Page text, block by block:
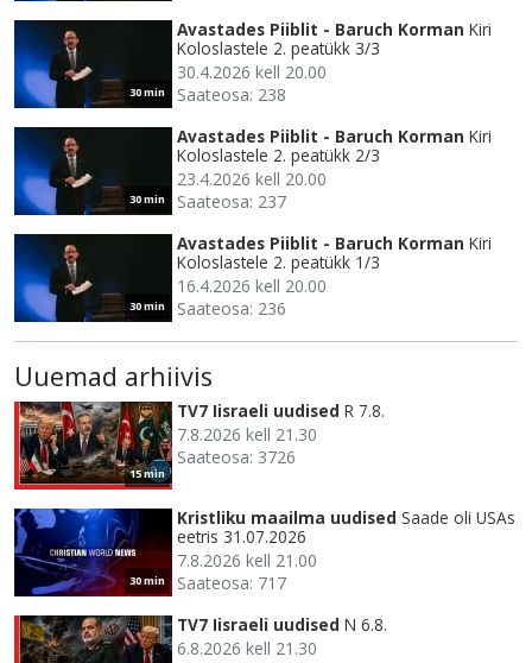
30 min
Avastades Piiblit - Baruch Korman Kiri
Koloslastele 2. peatükk 3/3
30.4.2026 kell 20.00
Saateosa: 238
30 min
Avastades Piiblit - Baruch Korman Kiri
Koloslastele 2. peatükk 2/3
23.4.2026 kell 20.00
Saateosa: 237
30 min
Avastades Piiblit - Baruch Korman Kiri
Koloslastele 2. peatükk 1/3
16.4.2026 kell 20.00
Saateosa: 236
Uuemad arhiivis
15 min
TV7 Iisraeli uudised R 7.8.
7.8.2026 kell 21.30
Saateosa: 3726
30 min
Kristliku maailma uudised Saade oli USAs
eetris 31.07.2026
7.8.2026 kell 21.00
Saateosa: 717
TV7 Iisraeli uudised N 6.8.
6.8.2026 kell 21.30